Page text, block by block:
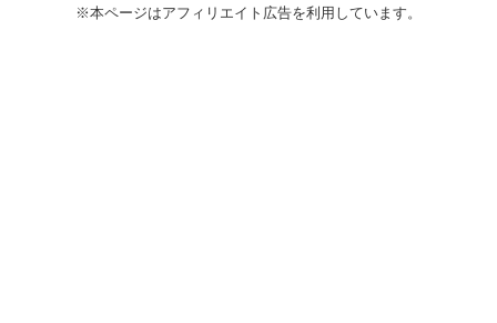
※本ページはアフィリエイト広告を利用しています。